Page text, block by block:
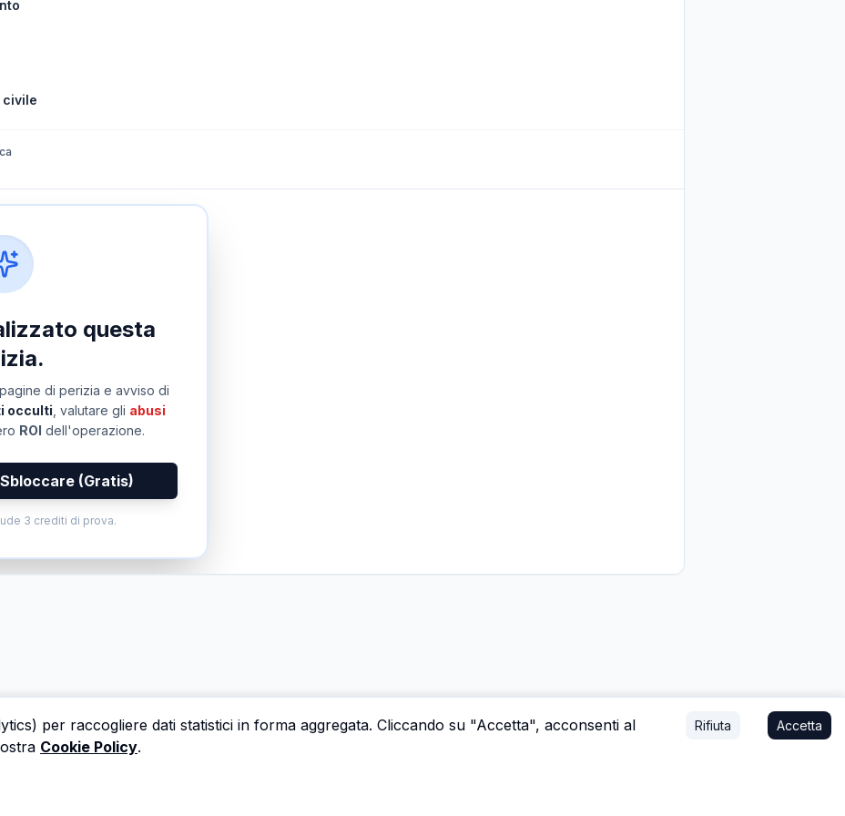
civile
questa
di perizia e avviso di
occulti , valutare gli abusi
ROI dell'operazione.
(Gratis)
3 crediti di prova.
per raccogliere dati statistici in forma aggregata. Cliccando su "Accetta", acconsenti al
Cookie Policy.
Rifiuta Accetta